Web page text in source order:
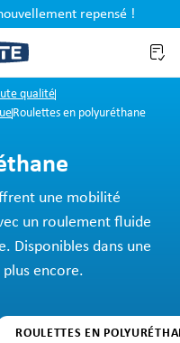
repensé !
qualité
Roulettes en polyuréthane
une mobilité
un roulement fluide
Disponibles dans une
encore.
ROULETTES EN